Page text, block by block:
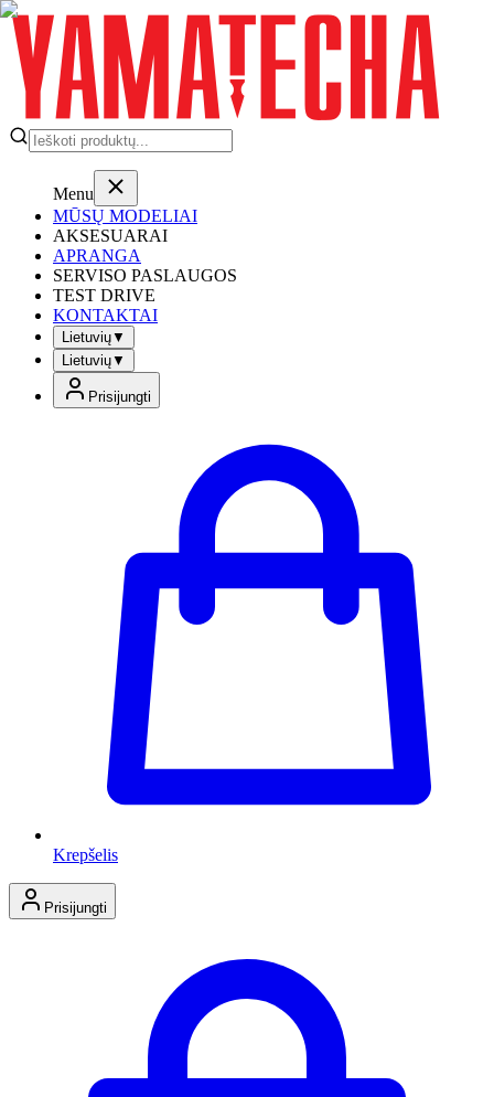
Menu
MŪSŲ MODELIAI
AKSESUARAI
APRANGA
SERVISO PASLAUGOS
TEST DRIVE
KONTAKTAI
Lietuvių▼
Lietuvių▼
Prisijungti
Krepšelis
Prisijungti